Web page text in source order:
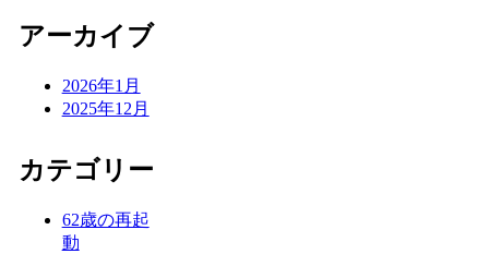
アーカイブ
2026年1月
2025年12月
カテゴリー
62歳の再起
動